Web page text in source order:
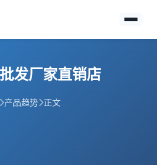
发厂家直销店
产品趋势 正文